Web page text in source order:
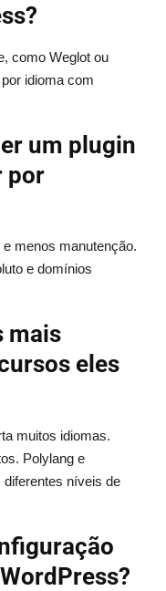
como Weglot ou
idioma com
um plugin
por
menos manutenção.
e domínios
mais
eles
muitos idiomas.
Polylang e
níveis de